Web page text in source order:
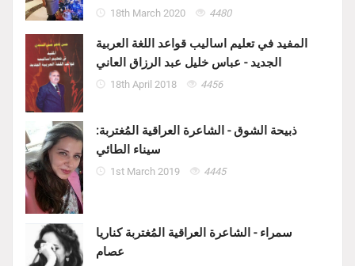
18th March 2020 4480
المفيد في تعليم اساليب قواعد اللغة العربية
الجديد - عباس خليل عبد الرزاق العاني
18th April 2018 4456
ذبيحة الشوق - الشاعرة العراقية المُغتربة:
سيناء الطائي
1st March 2019 4445
سمراء - الشاعرة العراقية المُغتربة كناريا
عصام